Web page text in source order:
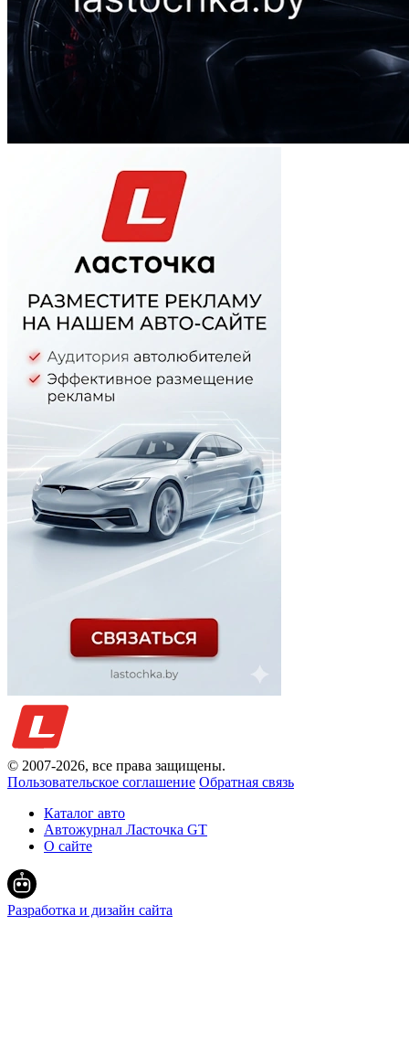
© 2007-2026, все права защищены.
Пользовательское соглашение Обратная связь
Каталог авто
Автожурнал Ласточка GT
О сайте
Разработка и дизайн сайта